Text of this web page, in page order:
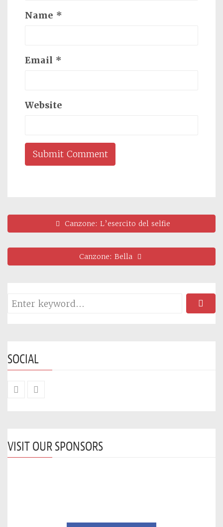
Name *
Email *
Website
Canzone: L’esercito del selfie
Canzone: Bella
SOCIAL
VISIT OUR SPONSORS